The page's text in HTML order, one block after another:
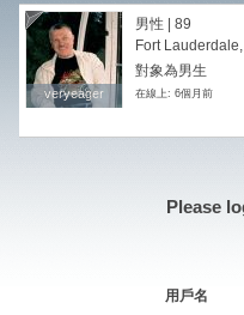
veryeager
veryeager
男性 | 89
Fort
對象為男生
在線上: 6個月前
Please
用戶名